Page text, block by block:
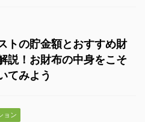
トの貯金額とおすすめ財
説！お財布の中身をこそ
てみよう
ョン